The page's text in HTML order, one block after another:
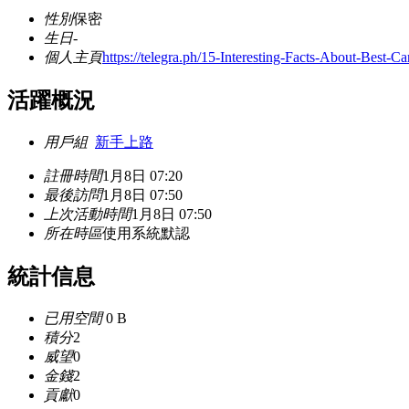
性別保密
生日-
個人主頁https://telegra.ph/15-Interesting-Facts-About-Best-
活躍概況
用戶組 新手上路
註冊時間1月8日 07:20
最後訪問1月8日 07:50
上次活動時間1月8日 07:50
所在時區使用系統默認
統計信息
已用空間0 B
積分2
威望0
金錢2
貢獻0